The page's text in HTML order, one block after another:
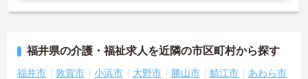
福井県の介護・福祉求人を近隣の市区町村から探す
福井市 敦賀市 小浜市 大野市 勝山市 鯖江市
あわら市